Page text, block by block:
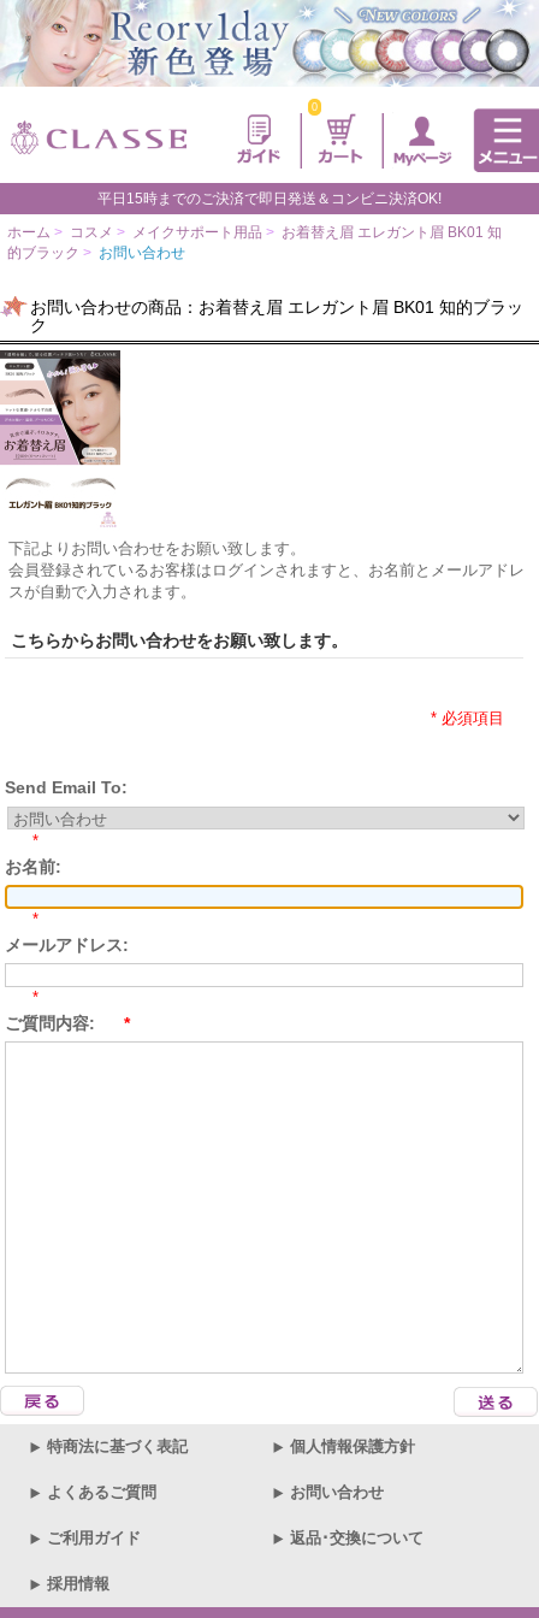
0
平日15時までのご決済で即日発送＆コンビニ決済OK!
ホーム > コスメ > メイクサポート用品 > お着替え眉 エレガント眉 BK01 知
的ブラック > お問い合わせ
お問い合わせの商品：お着替え眉 エレガント眉 BK01 知的ブラッ
ク
下記よりお問い合わせをお願い致します。
会員登録されているお客様はログインされますと、お名前とメールアドレ
スが自動で入力されます。
こちらからお問い合わせをお願い致します。
* 必須項目
Send Email To:
*
お名前:
*
メールアドレス:
*
ご質問内容: *
特商法に基づく表記 個人情報保護方針
よくあるご質問 お問い合わせ
ご利用ガイド 返品･交換について
採用情報